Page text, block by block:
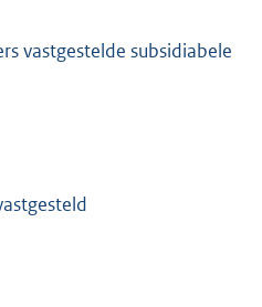
vastgestelde subsidiabele